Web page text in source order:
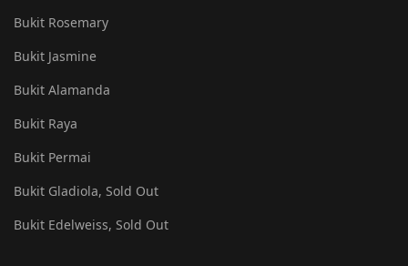
Bukit Rosemary
Bukit Jasmine
Bukit Alamanda
Bukit Raya
Bukit Permai
Bukit Gladiola, Sold Out
Bukit Edelweiss, Sold Out